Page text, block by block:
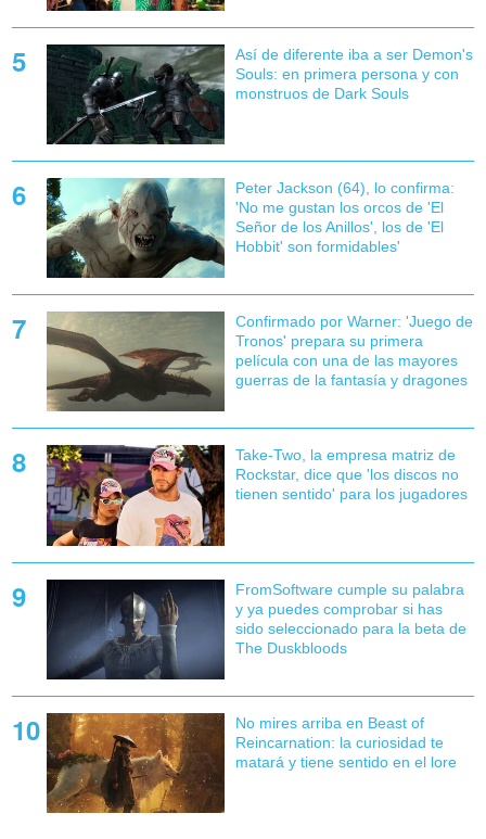
Así de diferente iba a ser Demon's
Souls: en primera persona y con
monstruos de Dark Souls
Peter Jackson (64), lo confirma:
'No me gustan los orcos de 'El
Señor de los Anillos', los de 'El
Hobbit' son formidables'
Confirmado por Warner: 'Juego de
Tronos' prepara su primera
película con una de las mayores
guerras de la fantasía y dragones
Take-Two, la empresa matriz de
Rockstar, dice que 'los discos no
tienen sentido' para los jugadores
FromSoftware cumple su palabra
y ya puedes comprobar si has
sido seleccionado para la beta de
The Duskbloods
No mires arriba en Beast of
Reincarnation: la curiosidad te
matará y tiene sentido en el lore